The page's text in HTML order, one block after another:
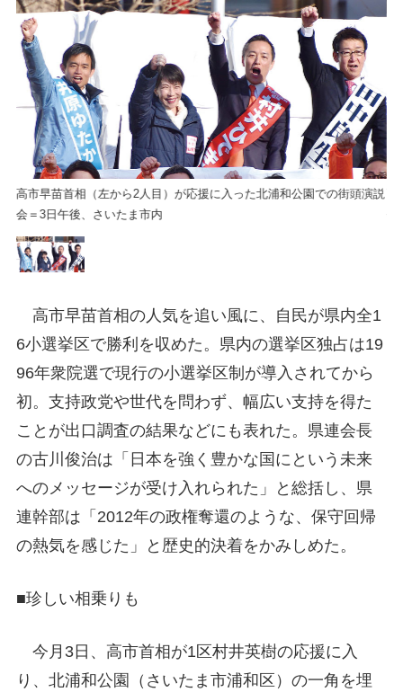
高市早苗首相（左から2人目）が応援に入った北浦和公園での街頭演説
会＝3日午後、さいたま市内
高市早苗首相の人気を追い風に、自民が県内全1
6小選挙区で勝利を収めた。県内の選挙区独占は19
96年衆院選で現行の小選挙区制が導入されてから
初。支持政党や世代を問わず、幅広い支持を得た
ことが出口調査の結果などにも表れた。県連会長
の古川俊治は「日本を強く豊かな国にという未来
へのメッセージが受け入れられた」と総括し、県
連幹部は「2012年の政権奪還のような、保守回帰
の熱気を感じた」と歴史的決着をかみしめた。
■珍しい相乗りも
今月3日、高市首相が1区村井英樹の応援に入
り、北浦和公園（さいたま市浦和区）の一角を埋